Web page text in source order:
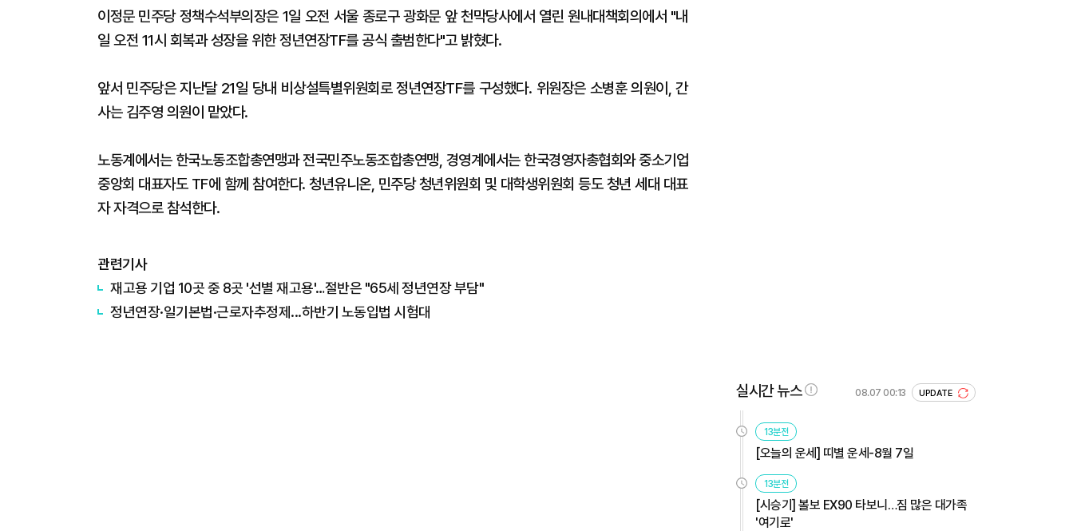
이정문 민주당 정책수석부의장은 1일 오전 서울 종로구 광화문 앞 천막당사에서 열린 원내대책회의에서 "내
일 오전 11시 회복과 성장을 위한 정년연장TF를 공식 출범한다"고 밝혔다.
앞서 민주당은 지난달 21일 당내 비상설특별위원회로 정년연장TF를 구성했다. 위원장은 소병훈 의원이, 간
사는 김주영 의원이 맡았다.
노동계에서는 한국노동조합총연맹과 전국민주노동조합총연맹, 경영계에서는 한국경영자총협회와 중소기업
중앙회 대표자도 TF에 함께 참여한다. 청년유니온, 민주당 청년위원회 및 대학생위원회 등도 청년 세대 대표
자 자격으로 참석한다.
관련기사
재고용 기업 10곳 중 8곳 '선별 재고용'…절반은 "65세 정년연장 부담"
정년연장·일기본법·근로자추정제...하반기 노동입법 시험대
실시간 뉴스 08.07 00:13 UPDATE
13분전
[오늘의 운세] 띠별 운세-8월 7일
13분전
[시승기] 볼보 EX90 타보니…짐 많은 대가족
'여기로'